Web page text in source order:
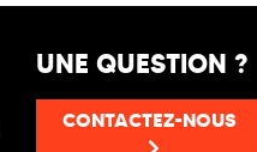
UNE QUESTION ?
CONTACTEZ-NOUS